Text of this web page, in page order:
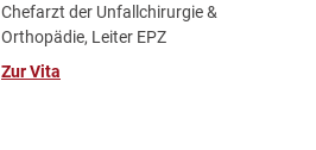
Chefarzt der Unfallchirurgie &
Orthopädie, Leiter EPZ
Zur Vita